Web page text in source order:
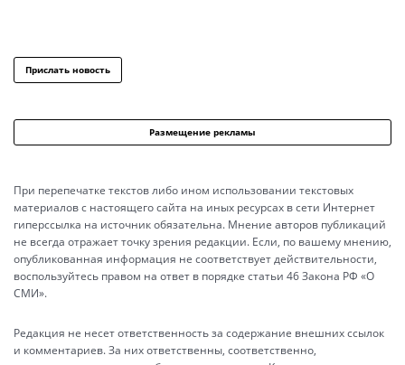
Прислать новость
Размещение рекламы
При перепечатке текстов либо ином использовании текстовых
материалов с настоящего сайта на иных ресурсах в сети Интернет
гиперссылка на источник обязательна. Мнение авторов публикаций
не всегда отражает точку зрения редакции. Если, по вашему мнению,
опубликованная информация не соответствует действительности,
воспользуйтесь правом на ответ в порядке статьи 46 Закона РФ «О
СМИ».
Редакция не несет ответственность за содержание внешних ссылок
и комментариев. За них ответственны, соответственно,